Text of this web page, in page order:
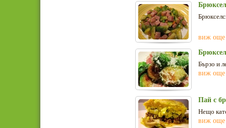
виж още
Бързо и
виж още
Пай с
Нещо
виж още